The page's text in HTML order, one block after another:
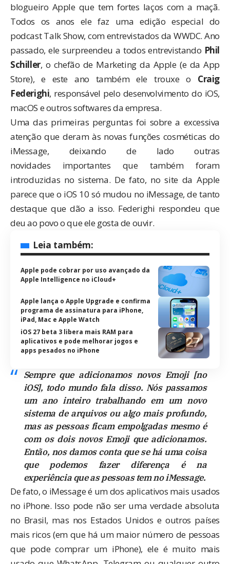
blogueiro Apple que tem fortes laços com a maçã.
Todos os anos ele faz uma edição especial do
podcast Talk Show, com entrevistados da WWDC. Ano
passado, ele surpreendeu a todos entrevistando Phil
Schiller, o chefão de Marketing da Apple (e da App
Store), e este ano também ele trouxe o Craig
Federighi, responsável pelo desenvolvimento do iOS,
macOS e outros softwares da empresa.
Uma das primeiras perguntas foi sobre a excessiva
atenção que deram às novas funções cosméticas do
iMessage, deixando de lado outras
novidades importantes que também foram
introduzidas no sistema. De fato, nosite da Apple
parece que o iOS 10 só mudou no iMessage, de tanto
destaque que dão a isso. Federighi respondeu que
deu ao povo o que ele gosta de ouvir.
Leia também:
Apple pode cobrar por uso avançado da
Apple Intelligence no iCloud+
Apple lança o Apple Upgrade e confirma
programa de assinatura para iPhone,
iPad, Mac e Apple Watch
iOS 27 beta 3 libera mais RAM para
aplicativos e pode melhorar jogos e
apps pesados no iPhone
Sempre que adicionamos novos Emoji [no
iOS], todo mundo fala disso. Nós passamos
um ano inteiro trabalhando em um novo
sistema de arquivos ou algo mais profundo,
mas as pessoas ficam empolgadas mesmo é
com os dois novos Emoji que adicionamos.
Então, nos damos conta que se há uma coisa
que podemos fazer diferença é na
experiência que as pessoas tem no iMessage.
De fato, o iMessage é um dos aplicativos mais usados
no iPhone. Isso pode não ser uma verdade absoluta
no Brasil, mas nos Estados Unidos e outros países
mais ricos (em que há um maior número de pessoas
que pode comprar um iPhone), ele é muito mais